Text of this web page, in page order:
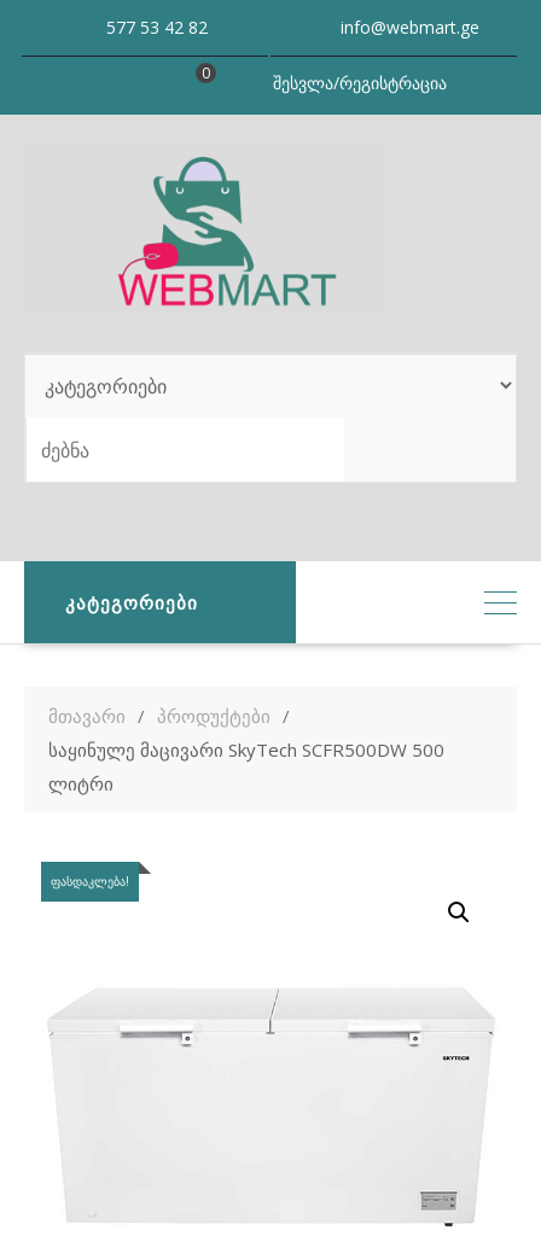
577 53 42 82 info@webmart.ge
შესვლა/რეგისტრაცია
0
SEARCH
ᲙᲐᲢᲔᲒᲝᲠᲘᲔᲑᲘ
მთავარი
პროდუქტები
საყინულე მაცივარი SkyTech SCFR500DW 500
ლიტრი
ᲤᲐᲡᲓᲐᲙᲚᲔᲑᲐ!